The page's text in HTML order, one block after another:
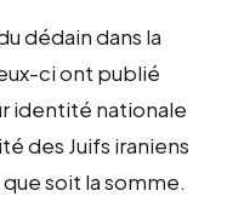
dédain dans la
ci ont publié
identité nationale
des Juifs iraniens
soit la somme.